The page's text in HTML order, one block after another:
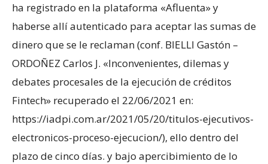
ha registrado en la plataforma «Afluenta» y
haberse allí autenticado para aceptar las sumas de
dinero que se le reclaman (conf. BIELLI Gastón –
ORDOÑEZ Carlos J. «Inconvenientes, dilemas y
debates procesales de la ejecución de créditos
Fintech» recuperado el 22/06/2021 en:
https://iadpi.com.ar/2021/05/20/titulos-ejecutivos-
electronicos-proceso-ejecucion/), ello dentro del
plazo de cinco días. y bajo apercibimiento de lo